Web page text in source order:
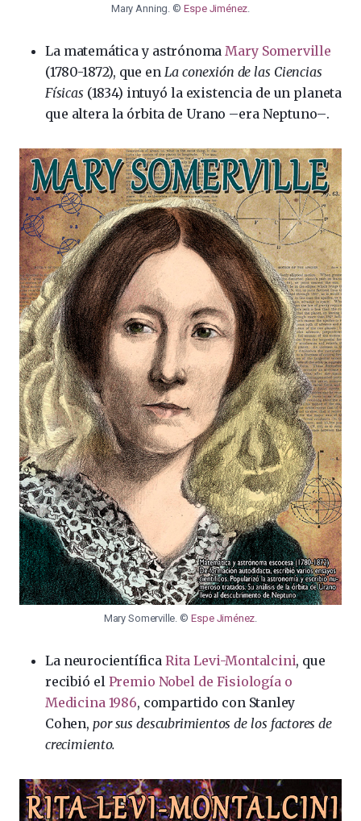
Mary Anning. ©Espe Jiménez.
La matemática y astrónomaMary Somerville
(1780-1872), que enLa conexión de las Ciencias
Físicas (1834) intuyó la existencia de un planeta
que altera la órbita de Urano –era Neptuno–.
Mary Somerville. ©Espe Jiménez.
La neurocientíficaRita Levi-Montalcini, que
recibió el Premio Nobel de Fisiología o
Medicina 1986, compartido con Stanley
Cohen, por sus descubrimientos de los factores de
crecimiento.